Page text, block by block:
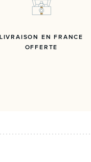
LIVRAISON EN FRANCE
OFFERTE